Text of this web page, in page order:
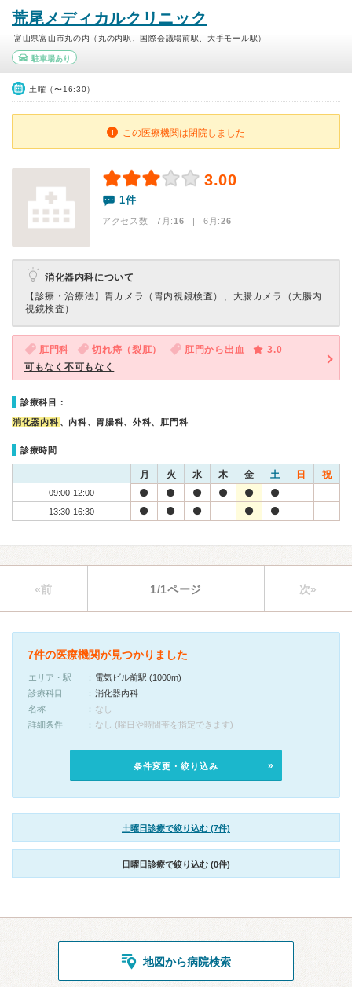
荒尾メディカルクリニック
富山県富山市丸の内（丸の内駅、国際会議場前駅、大手モール駅）
駐車場あり
土曜（〜16:30）
この医療機関は閉院しました
3.00
1件
アクセス数 7月:16 | 6月:26
消化器内科について
【診療・治療法】 胃カメラ（胃内視鏡検査）、大腸カメラ（大腸内
視鏡検査）
肛門科 切れ痔（裂肛） 肛門から出血
3.0
可もなく不可もなく
診療科目：
消化器内科 、内科、胃腸科、外科、肛門科
診療時間
月 火 水 木 金 土 日 祝
09:00-12:00
13:30-16:30
«前 1/1ページ 次»
7件の医療機関が見つかりました
エリア・駅
電気ビル前駅 (1000m)
診療科目
消化器内科
名称
なし
詳細条件
なし (曜日や時間帯を指定できます)
条件変更・絞り込み
土曜日診療で絞り込む (7件)
日曜日診療で絞り込む (0件)
地図から病院検索